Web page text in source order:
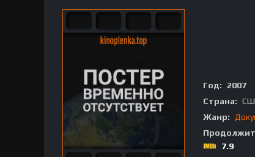
Год:
2007
Страна:
Жанр:
7.9